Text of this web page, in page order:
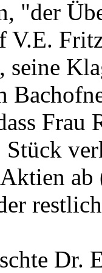
"der
V.E.
seine
Frau
Stück
Aktien
Dr.